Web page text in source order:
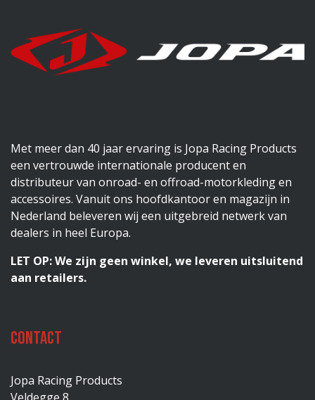
Met meer dan 40 jaar ervaring is Jopa Racing Products
een vertrouwde internationale producent en
distributeur van onroad- en offroad-motorkleding en
accessoires. Vanuit ons hoofdkantoor en magazijn in
Nederland beleveren wij een uitgebreid netwerk van
dealers in heel Europa.
LET OP: We zijn geen winkel, we leveren uitsluitend
aan retailers.
Contact
Jopa Racing Products